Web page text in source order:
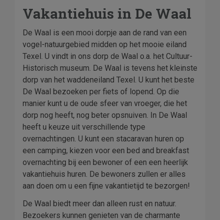
Vakantiehuis in De Waal
De Waal is een mooi dorpje aan de rand van een
vogel-natuurgebied midden op het mooie eiland
Texel. U vindt in ons dorp de Waal o.a. het Cultuur-
Historisch museum. De Waal is tevens het kleinste
dorp van het waddeneiland Texel. U kunt het beste
De Waal bezoeken per fiets of lopend. Op die
manier kunt u de oude sfeer van vroeger, die het
dorp nog heeft, nog beter opsnuiven. In De Waal
heeft u keuze uit verschillende type
overnachtingen. U kunt een stacaravan huren op
een camping, kiezen voor een bed and breakfast
overnachting bij een bewoner of een een heerlijk
vakantiehuis huren. De bewoners zullen er alles
aan doen om u een fijne vakantietijd te bezorgen!
De Waal biedt meer dan alleen rust en natuur.
Bezoekers kunnen genieten van de charmante